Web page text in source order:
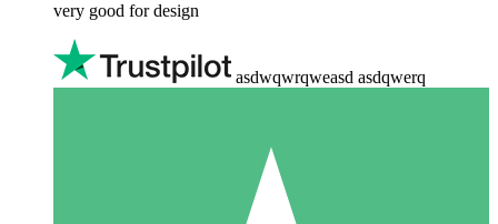
very good for design
asdwqwrqweasd asdqwerq